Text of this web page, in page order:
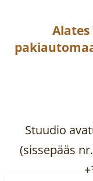
Alates
Stuudio
(sissepääs